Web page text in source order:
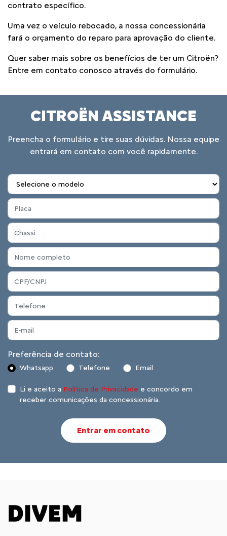
contrato específico.
Uma vez o veículo rebocado, a nossa concessionária
fará o orçamento do reparo para aprovação do cliente.
Quer saber mais sobre os benefícios de ter um Citroën?
Entre em contato conosco através do formulário.
CITROËN ASSISTANCE
Preencha o formulário e tire suas dúvidas. Nossa equipe
entrará em contato com você rapidamente.
Preferência de contato:
Whatsapp Telefone Email
Li e aceito a Política de Privacidade e concordo em
receber comunicações da concessionária.
Entrar em contato